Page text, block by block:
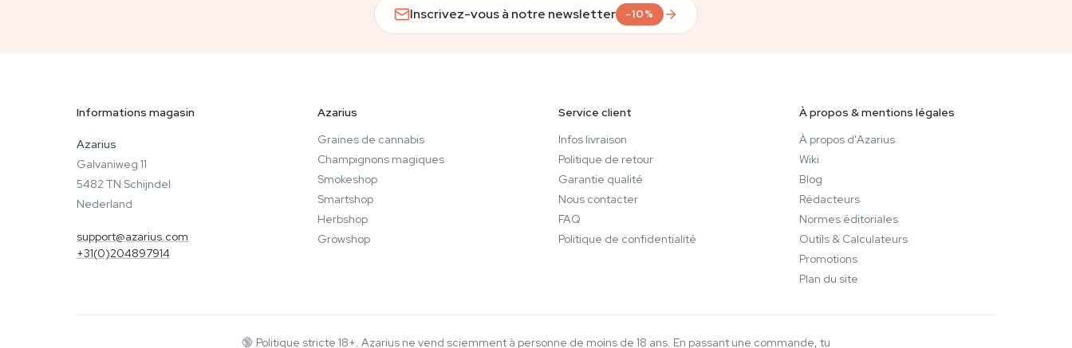
Inscrivez-vous à notre newsletter -10%
Informations magasin
Azarius
Galvaniweg 11
5482 TN Schijndel
Nederland
support@azarius.com
+31(0)204897914
Azarius
Graines de cannabis
Champignons magiques
Smokeshop
Smartshop
Herbshop
Growshop
Service client
Infos livraison
Politique de retour
Garantie qualité
Nous contacter
FAQ
Politique de confidentialité
À propos & mentions légales
À propos d'Azarius
Wiki
Blog
Rédacteurs
Normes éditoriales
Outils & Calculateurs
Promotions
Plan du site
🔞 Politique stricte 18+. Azarius ne vend sciemment à personne de moins de 18 ans. En passant une commande, tu